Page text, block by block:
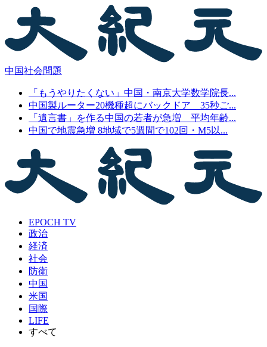
中国社会問題
「もうやりたくない」中国・南京大学数学院長...
中国製ルーター20機種超にバックドア 35秒ご...
「遺言書」を作る中国の若者が急増 平均年齢...
中国で地震急増 8地域で5週間で102回・M5以...
EPOCH TV
政治
経済
社会
防衛
中国
米国
国際
LIFE
すべて